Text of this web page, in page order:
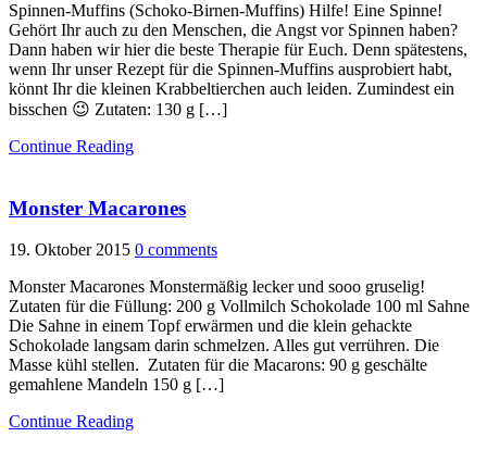
Spinnen-Muffins (Schoko-Birnen-Muffins) Hilfe! Eine Spinne!
Gehört Ihr auch zu den Menschen, die Angst vor Spinnen haben?
Dann haben wir hier die beste Therapie für Euch. Denn spätestens,
wenn Ihr unser Rezept für die Spinnen-Muffins ausprobiert habt,
könnt Ihr die kleinen Krabbeltierchen auch leiden. Zumindest ein
bisschen 😉 Zutaten: 130 g […]
Continue Reading
Monster Macarones
19. Oktober 2015 0 comments
Monster Macarones Monstermäßig lecker und sooo gruselig!
Zutaten für die Füllung: 200 g Vollmilch Schokolade 100 ml Sahne
Die Sahne in einem Topf erwärmen und die klein gehackte
Schokolade langsam darin schmelzen. Alles gut verrühren. Die
Masse kühl stellen. Zutaten für die Macarons: 90 g geschälte
gemahlene Mandeln 150 g […]
Continue Reading